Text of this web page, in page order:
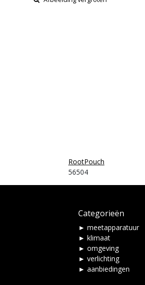
RootPouch
56504
Categorieën
► meetapparatuur
► klimaat
► omgeving
► verlichting
► aanbiedingen